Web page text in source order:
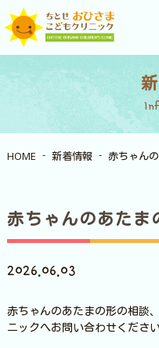
HOME 新着情報 赤ちゃん
赤ちゃんのあたま
2026.06.03
赤ちゃんのあたまの形の相談
ニックへお問い合わせください